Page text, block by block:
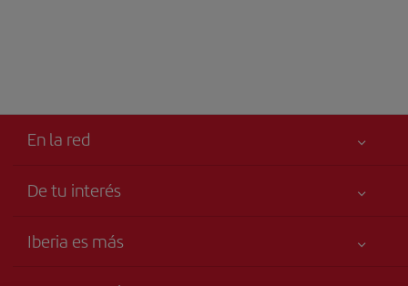
En la red
De tu interés
Accesibilidad
Iberia es más